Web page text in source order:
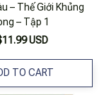
– Thế Giới Khủng
– Tập 1
USD
TO CART